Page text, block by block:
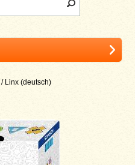
/ Linx (deutsch)